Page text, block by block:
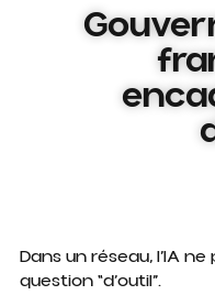
Dans un réseau, l’IA
question “d’outil”.